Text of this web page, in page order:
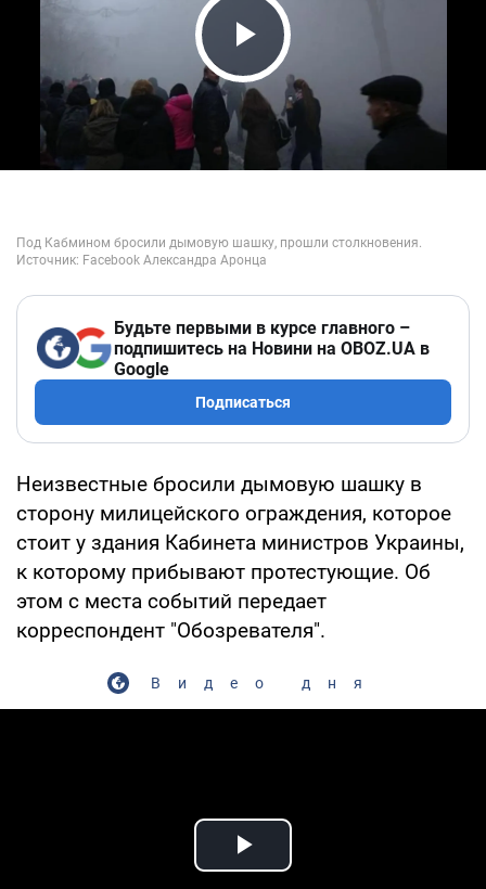
Play Video
Будьте первыми в курсе главного –
подпишитесь на Новини на OBOZ.UA в
Google
Подписаться
Неизвестные бросили дымовую шашку в
сторону милицейского ограждения, которое
стоит у здания Кабинета министров Украины,
к которому прибывают протестующие. Об
этом с места событий передает
корреспондент "Обозревателя".
Видео дня
Play Video